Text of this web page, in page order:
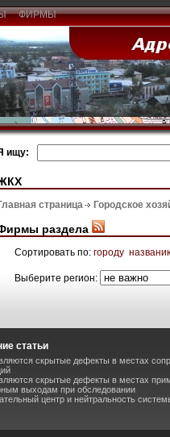
ФИРМЫ
ищу:
страница Городское
раздела
Сортировать по: городу
Выберите регион:
статьи
скрытые дефекты в местах
скрытые дефекты в местах
выходам при обследовании
центр и нейтральность